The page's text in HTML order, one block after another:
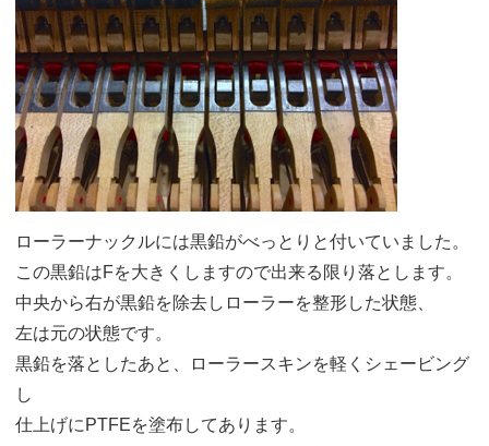
ローラーナックルには黒鉛がべっとりと付いていました。
この黒鉛はFを大きくしますので出来る限り落とします。
中央から右が黒鉛を除去しローラーを整形した状態、
左は元の状態です。
黒鉛を落としたあと、ローラースキンを軽くシェービング
し
仕上げにPTFEを塗布してあります。